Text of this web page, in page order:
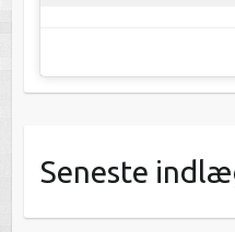
Seneste